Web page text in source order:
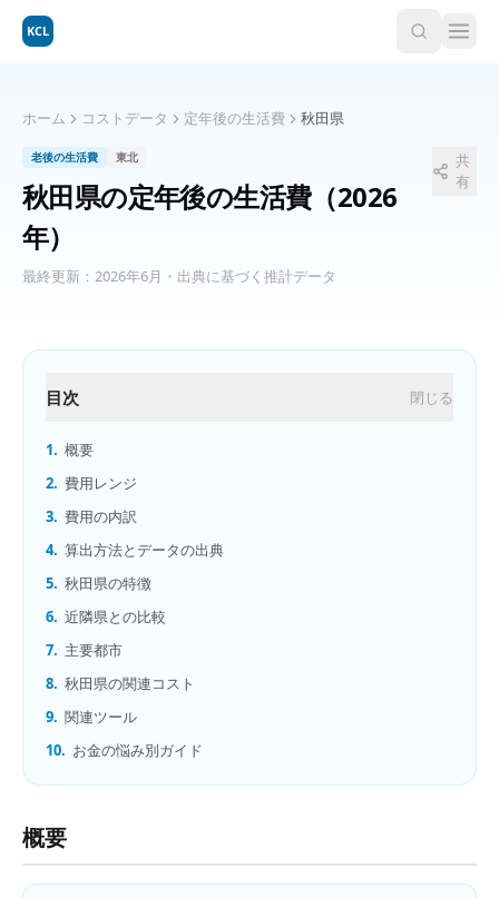
KCL
ホーム コストデータ 定年後の生活費 秋田県
老後の生活費 東北
秋田県の定年後の生活費（2026
年）
最終更新： 2026年6月 ・出典に基づく推計データ
共
有
目次 閉じる
1. 概要
2. 費用レンジ
3. 費用の内訳
4. 算出方法とデータの出典
5. 秋田県の特徴
6. 近隣県との比較
7. 主要都市
8. 秋田県の関連コスト
9. 関連ツール
10. お金の悩み別ガイド
概要